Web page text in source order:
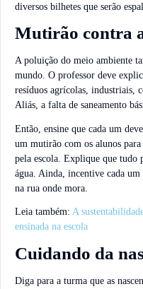
diversos bilhetes que serão
Mutirão contra
A poluição do meio ambiente
mundo. O professor deve
resíduos agrícolas, industriais,
Aliás, a falta de saneamento
Então, ensine que cada um
um mutirão com os alunos
pela escola. Explique que tudo
água. Ainda, incentive cada um
na rua onde mora.
Leia também: A
ensinada na escola
Cuidando da
Diga para a turma que as